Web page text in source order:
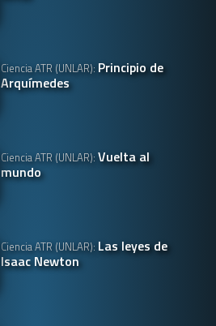
Ciencia ATR (UNLAR): Principio de
Arquímedes
Ciencia ATR (UNLAR):Vuelta al
mundo
Ciencia ATR (UNLAR): Las leyes de
Isaac Newton